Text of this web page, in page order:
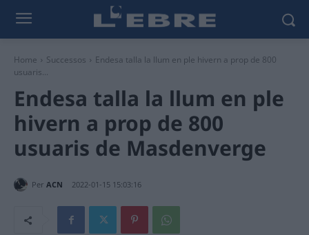
Home Successos
Endesa talla la llum en ple hivern a prop de 800
usuaris...
Endesa talla la llum en ple
hivern a prop de 800
usuaris de Masdenverge
Per ACN 2022-01-15 15:03:16